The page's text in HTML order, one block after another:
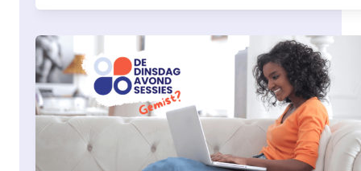
bijwerkingen door Christine Boers – Doets op
dinsdagavond 6 oktober om 20.00 uur. De
zijn via Teams van 20.00 – 20.45 Aanmelden
Webinar Feiten & Fabels over … <a
href="https://servier.nl/aanmelden-webinar-
feiten-fabels-over-bijwerkingen-6-
oktober/">Continued</a>